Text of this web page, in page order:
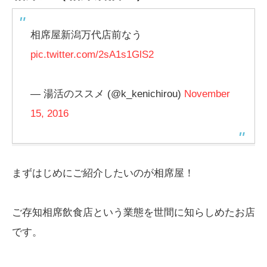
相席屋新潟万代店前なう
pic.twitter.com/2sA1s1GlS2
— 湯活のススメ (@k_kenichirou) November
15, 2016
まずはじめにご紹介したいのが相席屋！
ご存知相席飲食店という業態を世間に知らしめたお店
です。